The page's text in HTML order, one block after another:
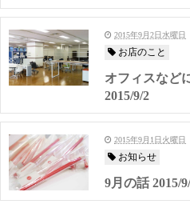
2015年9月2日水曜日
お店のこと
オフィスなど
2015/9/2
2015年9月1日火曜日
お知らせ
9月の話 2015/